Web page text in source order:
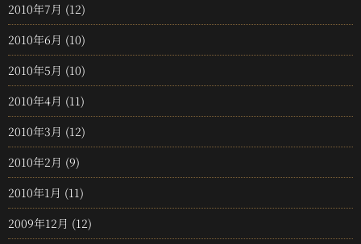
2010年7月 (12)
2010年6月 (10)
2010年5月 (10)
2010年4月 (11)
2010年3月 (12)
2010年2月 (9)
2010年1月 (11)
2009年12月 (12)